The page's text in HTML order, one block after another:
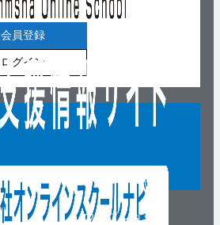
会員登録
ログイン
ウェブショップ